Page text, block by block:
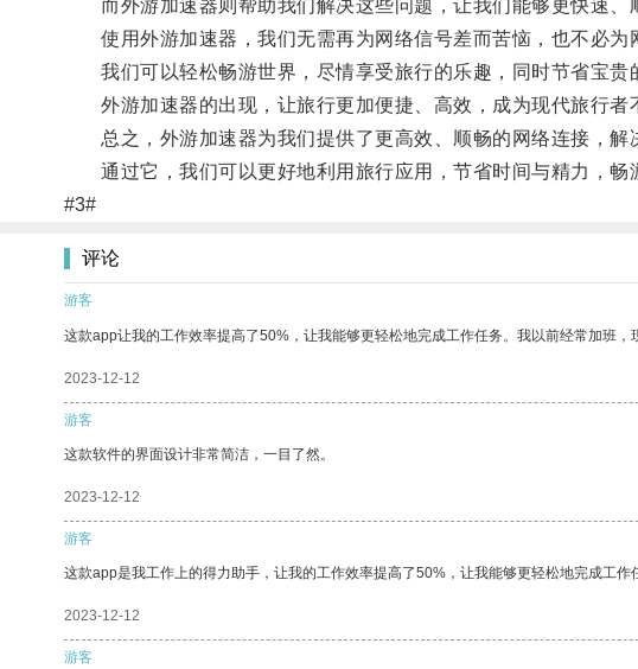
而外游加速器则帮助我们解决这些问题，让我们能够更快速、
使用外游加速器，我们无需再为网络信号差而苦恼，也不必为
我们可以轻松畅游世界，尽情享受旅行的乐趣，同时节省宝贵
外游加速器的出现，让旅行更加便捷、高效，成为现代旅行者
总之，外游加速器为我们提供了更高效、顺畅的网络连接，解
通过它，我们可以更好地利用旅行应用，节省时间与精力，畅
#3#
评论
游客
这款app让我的工作效率提高了50%，让我能够更轻松地完成工作任务。我以前经常加班，
2023-12-12
游客
这款软件的界面设计非常简洁，一目了然。
2023-12-12
游客
这款app是我工作上的得力助手，让我的工作效率提高了50%，让我能够更轻松地完成工作
2023-12-12
游客